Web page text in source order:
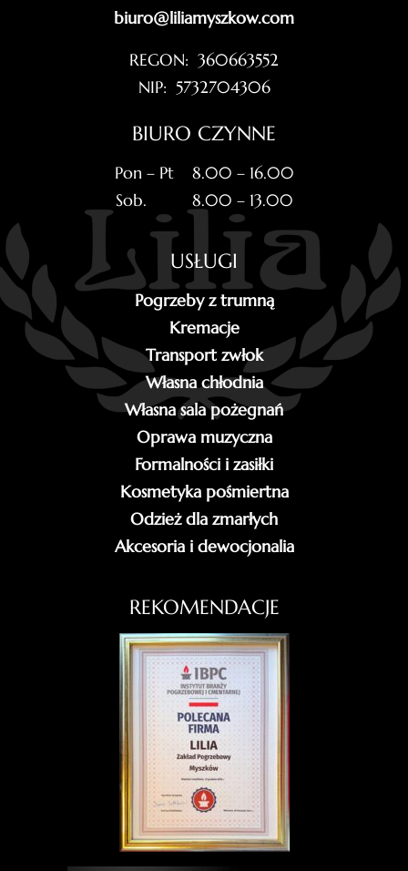
biuro@liliamyszkow.com
REGON: 360663552
NIP: 5732704306
BIURO CZYNNE
Pon – Pt 8.00 – 16.00
Sob. 8.00 – 13.00
USŁUGI
Pogrzeby z trumną
Kremacje
Transport zwłok
Własna chłodnia
Własna sala pożegnań
Oprawa muzyczna
Formalności i zasiłki
Kosmetyka pośmiertna
Odzież dla zmarłych
Akcesoria i dewocjonalia
REKOMENDACJE